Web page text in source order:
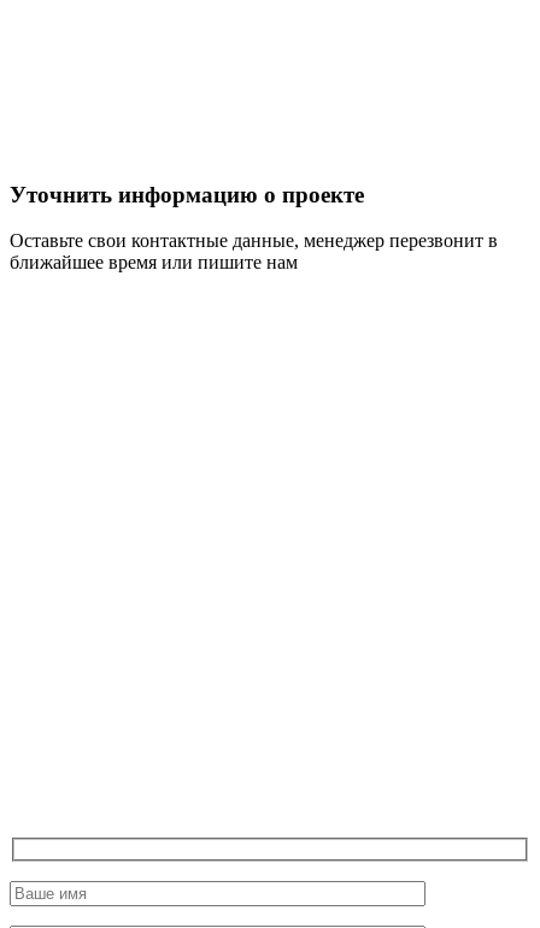
Уточнить информацию о проекте
Оставьте свои контактные данные, менеджер перезвонит в
ближайшее время или пишите нам